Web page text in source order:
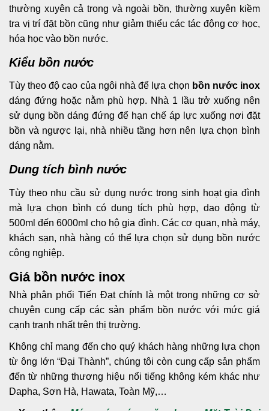
thường xuyên cả trong và ngoài bồn, thường xuyên kiềm
tra vị trí đặt bồn cũng như giảm thiểu các tác động cơ học,
hóa học vào bồn nước.
Kiểu bồn nước
Tùy theo độ cao của ngôi nhà để lựa chọn bồn nước inox
dáng đứng hoặc nằm phù hợp. Nhà 1 lầu trở xuống nên
sử dụng bồn dáng đứng để hạn chế áp lực xuống nơi đặt
bồn và ngược lại, nhà nhiều tầng hơn nên lựa chọn bình
dáng nằm.
Dung tích bình nước
Tùy theo nhu cầu sử dụng nước trong sinh hoạt gia đình
mà lựa chọn bình có dung tích phù hợp, dao động từ
500ml đến 6000ml cho hộ gia đình. Các cơ quan, nhà máy,
khách sạn, nhà hàng có thể lựa chọn sử dụng bồn nước
công nghiệp.
Giá bồn nước inox
Nhà phân phối Tiến Đạt chính là một trong những cơ sở
chuyên cung cấp các sản phẩm bồn nước với mức giá
cạnh tranh nhất trên thị trường.
Không chỉ mang đến cho quý khách hàng những lựa chọn
từ ông lớn “Đại Thành”, chúng tôi còn cung cấp sản phẩm
đến từ những thương hiệu nổi tiếng không kém khác như
Dapha, Sơn Hà, Hawata, Toàn Mỹ,…